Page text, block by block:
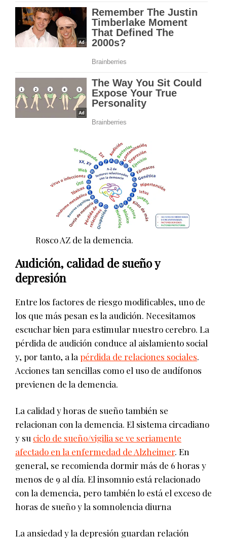
Rosco AZ de la demencia.
Audición, calidad de sueño y
depresión
Entre los factores de riesgo modificables, uno de
los que más pesan es la audición. Necesitamos
escuchar bien para estimular nuestro cerebro. La
pérdida de audición conduce al aislamiento social
y, por tanto, a la pérdida de relaciones sociales.
Acciones tan sencillas como el uso de audífonos
previenen de la demencia.
La calidad y horas de sueño también se
relacionan con la demencia. El sistema circadiano
y su ciclo de sueño/vigilia se ve seriamente
afectado en la enfermedad de Alzheimer. En
general, se recomienda dormir más de 6 horas y
menos de 9 al día. El insomnio está relacionado
con la demencia, pero también lo está el exceso de
horas de sueño y la somnolencia diurna
La ansiedad y la depresión guardan relación